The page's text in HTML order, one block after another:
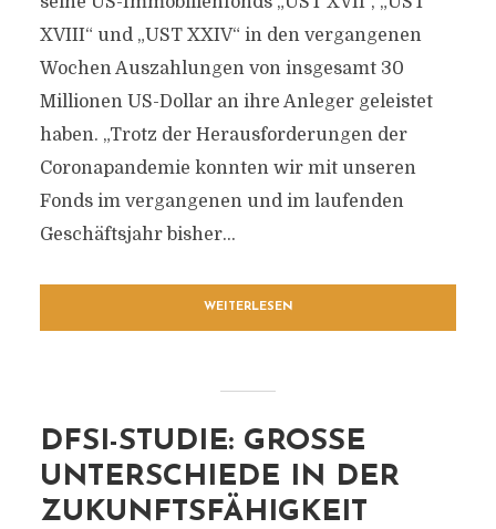
XVIII“ und „UST XXIV“ in den vergangenen
Wochen Auszahlungen von insgesamt 30
Millionen US-Dollar an ihre Anleger geleistet
haben. „Trotz der Herausforderungen der
Coronapandemie konnten wir mit unseren
Fonds im vergangenen und im laufenden
Geschäftsjahr bisher...
WEITERLESEN
DFSI-STUDIE: GROSSE U
NTERSCHIEDE IN DER Z
UKUNFTSFÄHIGKEIT D